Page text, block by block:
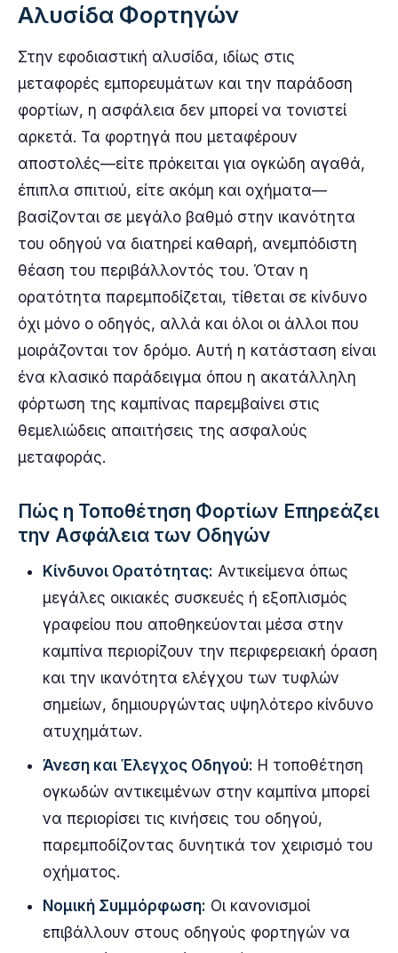
Αλυσίδα Φορτηγών
Στην εφοδιαστική αλυσίδα, ιδίως στις
μεταφορές εμπορευμάτων και την παράδοση
φορτίων, η ασφάλεια δεν μπορεί να τονιστεί
αρκετά. Τα φορτηγά που μεταφέρουν
αποστολές—είτε πρόκειται για ογκώδη αγαθά,
έπιπλα σπιτιού, είτε ακόμη και οχήματα—
βασίζονται σε μεγάλο βαθμό στην ικανότητα
του οδηγού να διατηρεί καθαρή, ανεμπόδιστη
θέαση του περιβάλλοντός του. Όταν η
ορατότητα παρεμποδίζεται, τίθεται σε κίνδυνο
όχι μόνο ο οδηγός, αλλά και όλοι οι άλλοι που
μοιράζονται τον δρόμο. Αυτή η κατάσταση είναι
ένα κλασικό παράδειγμα όπου η ακατάλληλη
φόρτωση της καμπίνας παρεμβαίνει στις
θεμελιώδεις απαιτήσεις της ασφαλούς
μεταφοράς.
Πώς η Τοποθέτηση Φορτίων Επηρεάζει
την Ασφάλεια των Οδηγών
Κίνδυνοι Ορατότητας: Αντικείμενα όπως
μεγάλες οικιακές συσκευές ή εξοπλισμός
γραφείου που αποθηκεύονται μέσα στην
καμπίνα περιορίζουν την περιφερειακή όραση
και την ικανότητα ελέγχου των τυφλών
σημείων, δημιουργώντας υψηλότερο κίνδυνο
ατυχημάτων.
Άνεση και Έλεγχος Οδηγού: Η τοποθέτηση
ογκωδών αντικειμένων στην καμπίνα μπορεί
να περιορίσει τις κινήσεις του οδηγού,
παρεμποδίζοντας δυνητικά τον χειρισμό του
οχήματος.
Νομική Συμμόρφωση: Οι κανονισμοί
επιβάλλουν στους οδηγούς φορτηγών να